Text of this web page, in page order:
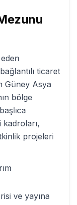
ticaret
Güney Asya
bölge
projeleri
ve yayına